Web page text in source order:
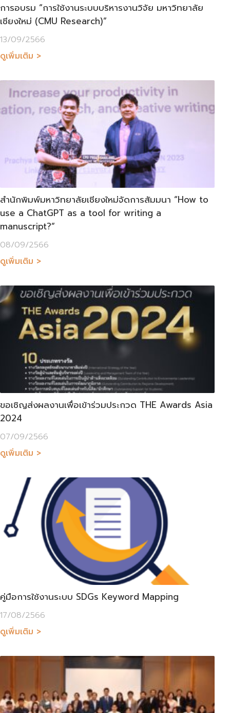
การอบรม “การใช้งานระบบบริหารงานวิจัย มหาวิทยาลัย
เชียงใหม่ (CMU Research)”
13/09/2566
ดูเพิ่มเติม >
สำนักพิมพ์มหาวิทยาลัยเชียงใหม่จัดการสัมมนา “How to
use a ChatGPT as a tool for writing a
manuscript?”
08/09/2566
ดูเพิ่มเติม >
ขอเชิญส่งผลงานเพื่อเข้าร่วมประกวด THE Awards Asia
2024
07/09/2566
ดูเพิ่มเติม >
คู่มือการใช้งานระบบ SDGs Keyword Mapping
17/08/2566
ดูเพิ่มเติม >